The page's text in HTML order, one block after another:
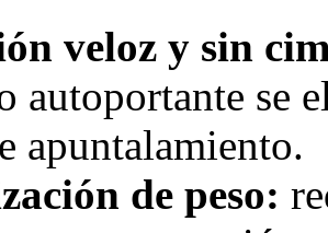
veloz y sin
autoportante se
apuntalamiento.
de peso: